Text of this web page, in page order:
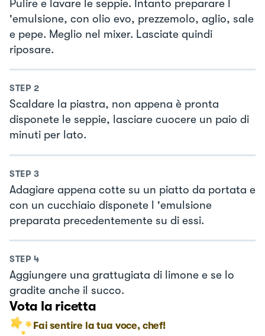
Pulire e lavare le seppie. Intanto preparare l
'emulsione, con olio evo, prezzemolo, aglio, sale
e pepe. Meglio nel mixer. Lasciate quindi
riposare.
STEP 2
Scaldare la piastra, non appena è pronta
disponete le seppie, lasciare cuocere un paio di
minuti per lato.
STEP 3
Adagiare appena cotte su un piatto da portata e
con un cucchiaio disponete l 'emulsione
preparata precedentemente su di essi.
STEP 4
Aggiungere una grattugiata di limone e se lo
gradite anche il succo.
Vota la ricetta
Fai sentire la tua voce, chef!